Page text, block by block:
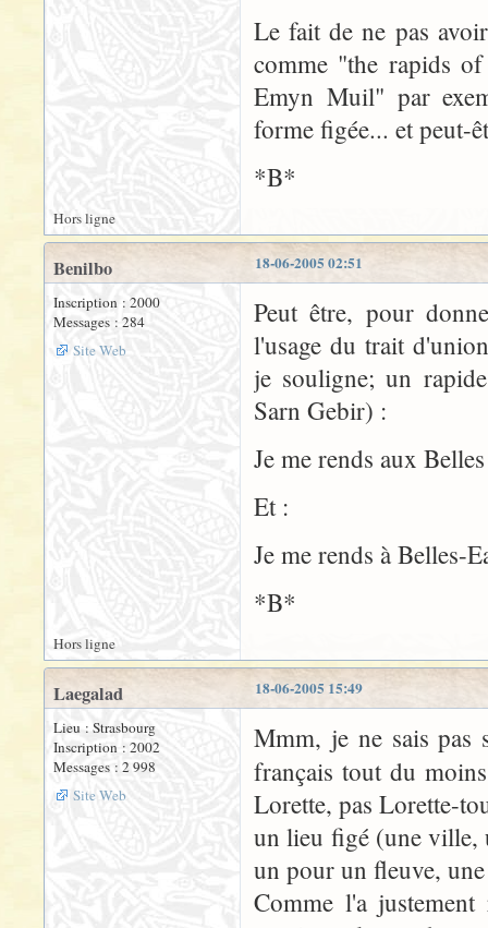
Le fait de ne pas
comme "the rapids
Emyn Muil" par
forme figée... et peut-
*B*
Hors ligne
18-06-2005 02:51
Benilbo
Inscription : 2000
Messages : 284
Site Web
Peut être, pour
l'usage du trait
je souligne; un
Sarn Gebir) :
Je me rends aux
Et :
Je me rends à Belles-
*B*
Hors ligne
18-06-2005 15:49
Laegalad
Lieu : Strasbourg
Inscription : 2002
Messages : 2 998
Site Web
Mmm, je ne sais pas
français tout du
Lorette, pas Lorette-
un lieu figé (une ville,
un pour un fleuve,
Comme l'a